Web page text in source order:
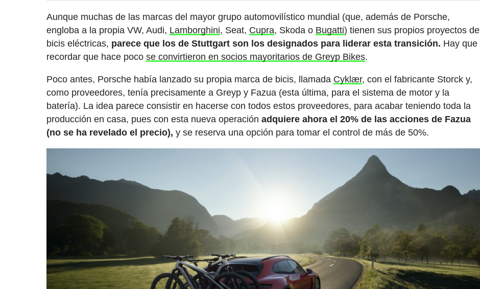
Aunque muchas de las marcas del mayor grupo automovilístico mundial (que, además de Porsche,
engloba a la propia VW, Audi, Lamborghini, Seat, Cupra, Skoda o Bugatti) tienen sus propios proyectos de
bicis eléctricas, parece que los de Stuttgart son los designados para liderar esta transición. Hay que
recordar que hace pocose convirtieron en socios mayoritarios de Greyp Bikes.
Poco antes, Porsche había lanzado su propia marca de bicis, llamada Cyklær, con el fabricante Storck y,
como proveedores, tenía precisamente a Greyp y Fazua (esta última, para el sistema de motor y la
batería). La idea parece consistir en hacerse con todos estos proveedores, para acabar teniendo toda la
producción en casa, pues con esta nueva operaciónadquiere ahora el 20% de las acciones de Fazua
(no se ha revelado el precio), y se reserva una opción para tomar el control de más de 50%.